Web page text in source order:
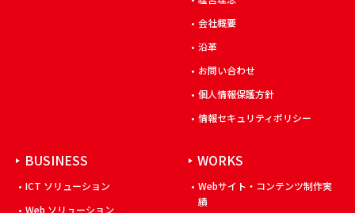
会社概要
沿革
お問い合わせ
個人情報保護方針
情報セキュリティポリシー
BUSINESS
ICT ソリューション
Web ソリューション
WORKS
Webサイト・コンテンツ制作実
績